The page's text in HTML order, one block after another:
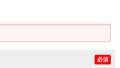
必須